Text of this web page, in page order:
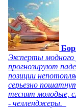
Эксперты
прогнозируют
позиции
серьезно
теснят молодые,
- челленджеры.